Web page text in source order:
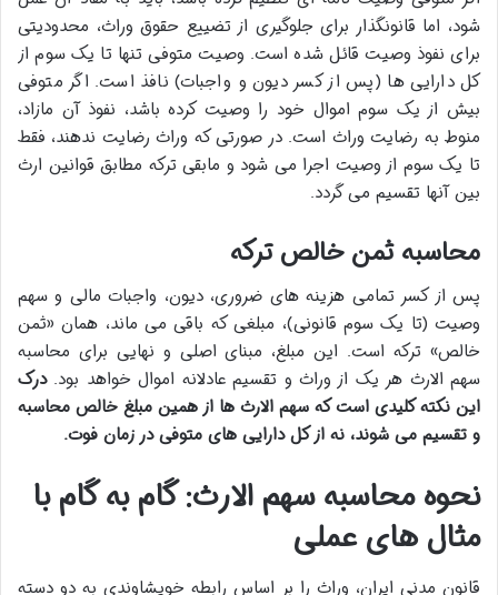
شود، اما قانونگذار برای جلوگیری از تضییع حقوق وراث، محدودیتی
برای نفوذ وصیت قائل شده است. وصیت متوفی تنها تا یک سوم از
کل دارایی ها (پس از کسر دیون و واجبات) نافذ است. اگر متوفی
بیش از یک سوم اموال خود را وصیت کرده باشد، نفوذ آن مازاد،
منوط به رضایت وراث است. در صورتی که وراث رضایت ندهند، فقط
تا یک سوم از وصیت اجرا می شود و مابقی ترکه مطابق قوانین ارث
بین آنها تقسیم می گردد.
محاسبه ثمن خالص ترکه
پس از کسر تمامی هزینه های ضروری، دیون، واجبات مالی و سهم
وصیت (تا یک سوم قانونی)، مبلغی که باقی می ماند، همان «ثمن
خالص» ترکه است. این مبلغ، مبنای اصلی و نهایی برای محاسبه
سهم الارث هر یک از وراث و تقسیم عادلانه اموال خواهد بود.درک
این نکته کلیدی است که سهم الارث ها از همین مبلغ خالص محاسبه
و تقسیم می شوند، نه از کل دارایی های متوفی در زمان فوت.
نحوه محاسبه سهم الارث: گام به گام با
مثال های عملی
قانون مدنی ایران، وراث را بر اساس رابطه خویشاوندی به دو دسته